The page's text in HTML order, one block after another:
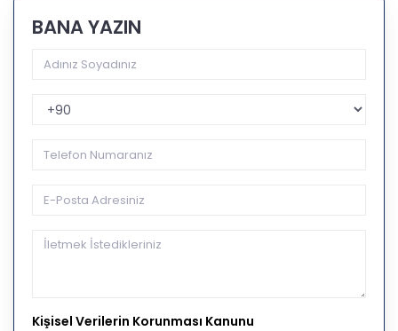
BANA YAZIN
Telefon Kodu
Kişisel Verilerin Korunması Kanunu